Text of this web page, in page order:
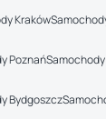
Kraków
Poznań
Bydgoszcz